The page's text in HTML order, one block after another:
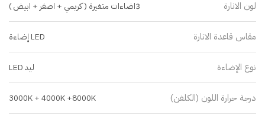
لون الانارة 3اضاءات متغيرة ( كريمي + اصفر + ابيض )
مقاس قاعدة الانارة LED إضاءة
نوع الإضاءة ليد LED
درجة حرارة اللون (الكلفن) 3000K + 4000K +8000K